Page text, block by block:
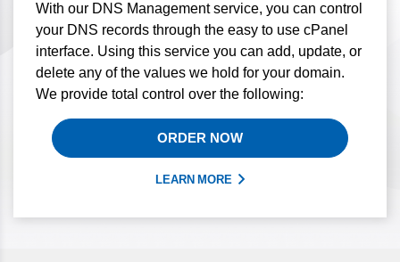
With our DNS Management service, you can control
your DNS records through the easy to use cPanel
interface. Using this service you can add, update, or
delete any of the values we hold for your domain.
We provide total control over the following:
ORDER NOW
LEARN MORE